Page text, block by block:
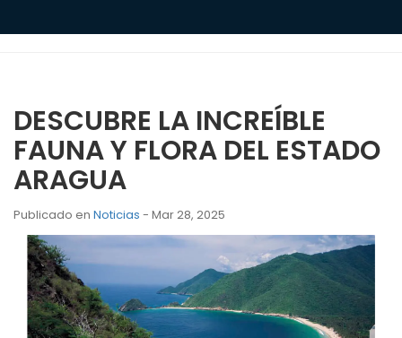
DESCUBRE LA INCREÍBLE
FAUNA Y FLORA DEL ESTADO
ARAGUA
Publicado en Noticias - Mar 28, 2025